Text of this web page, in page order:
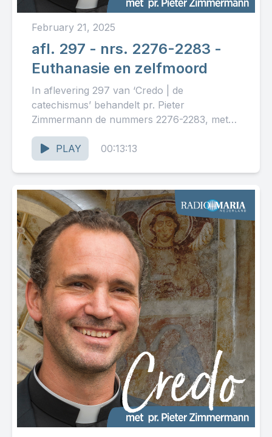
February 21, 2025
afl. 297 - nrs. 2276-2283 -
Euthanasie en zelfmoord
In aflevering 297 van ‘Credo | de
catechismus’ behandelt pr. Pieter
Zimmermann de nummers 2276-2283, met
als thema: ‘Euthanasie en zelfmoord.’ Lees
op rkdocumenten.nl...
PLAY 00:13:13